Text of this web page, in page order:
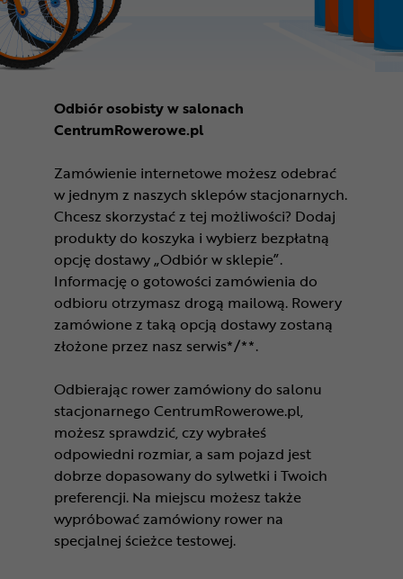
Odbiór osobisty w salonach
CentrumRowerowe.pl
Zamówienie internetowe możesz odebrać
w jednym z naszych sklepów stacjonarnych.
Chcesz skorzystać z tej możliwości? Dodaj
produkty do koszyka i wybierz bezpłatną
opcję dostawy „Odbiór w sklepie”.
Informację o gotowości zamówienia do
odbioru otrzymasz drogą mailową. Rowery
zamówione z taką opcją dostawy zostaną
złożone przez nasz serwis*/**.
Odbierając rower zamówiony do salonu
stacjonarnego CentrumRowerowe.pl,
możesz sprawdzić, czy wybrałeś
odpowiedni rozmiar, a sam pojazd jest
dobrze dopasowany do sylwetki i Twoich
preferencji. Na miejscu możesz także
wypróbować zamówiony rower na
specjalnej ścieżce testowej.